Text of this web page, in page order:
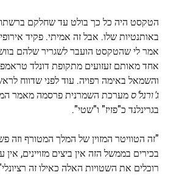
הטקסט היה כל כך בולט עד שחלקם
באותנטיות שלו. אבל זה אמיתי. פקיד
אמר לי שהטקסט הועבר לשגריר שלהם
אחד מאותם זעזועים מתקופת דונלד
והשמאל באימה רפויה. עוד לפני שדווח
ג'ורנל'סמערכת השמרנית פרסמה מאמר
בגרינלנד כ"פזיז" ו"שטי".
"זה הטוויטר המזוין של המלך המטורף וזה
בכירים בממשל הזה אין ביצים מזויינים, אין
רוכלים את השטויות האלה כאילו זה